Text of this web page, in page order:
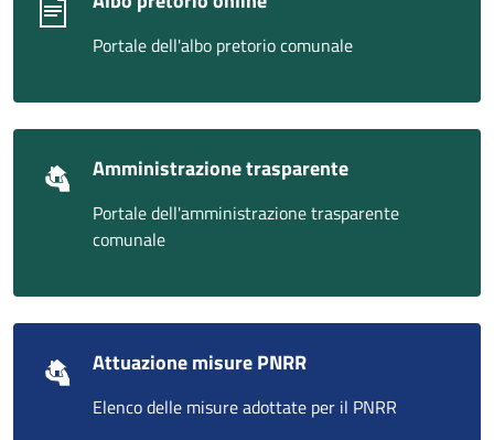
Portale dell'albo pretorio comunale
Amministrazione trasparente
Portale dell'amministrazione trasparente
comunale
Attuazione misure PNRR
Elenco delle misure adottate per il PNRR